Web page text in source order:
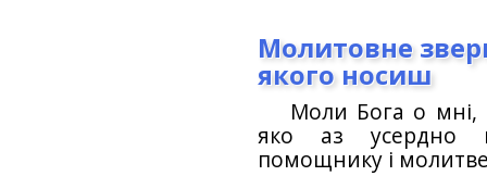
Молитовне
якого носиш
Моли Бога о мні,
яко аз усердно
помощнику і